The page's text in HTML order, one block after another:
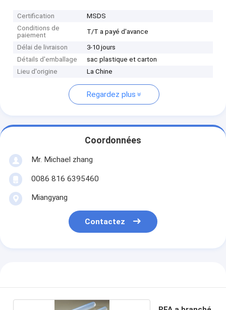
Certification
MSDS
Conditions de
paiement
T/T a payé d'avance
Délai de livraison
3-10 jours
Détails d'emballage
sac plastique et carton
Lieu d'origine
La Chine
Regardez plus
Coordonnées
Mr. Michael zhang
0086 816 6395460
Miangyang
Contactez